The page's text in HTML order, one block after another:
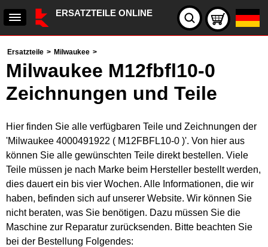
ERSATZTEILE ONLINE
Ersatzteile > Milwaukee >
Milwaukee M12fbfl10-0
Zeichnungen und Teile
Hier finden Sie alle verfügbaren Teile und Zeichnungen der
'Milwaukee 4000491922 ( M12FBFL10-0 )'. Von hier aus
können Sie alle gewünschten Teile direkt bestellen. Viele
Teile müssen je nach Marke beim Hersteller bestellt werden,
dies dauert ein bis vier Wochen. Alle Informationen, die wir
haben, befinden sich auf unserer Website. Wir können Sie
nicht beraten, was Sie benötigen. Dazu müssen Sie die
Maschine zur Reparatur zurücksenden. Bitte beachten Sie
bei der Bestellung Folgendes: